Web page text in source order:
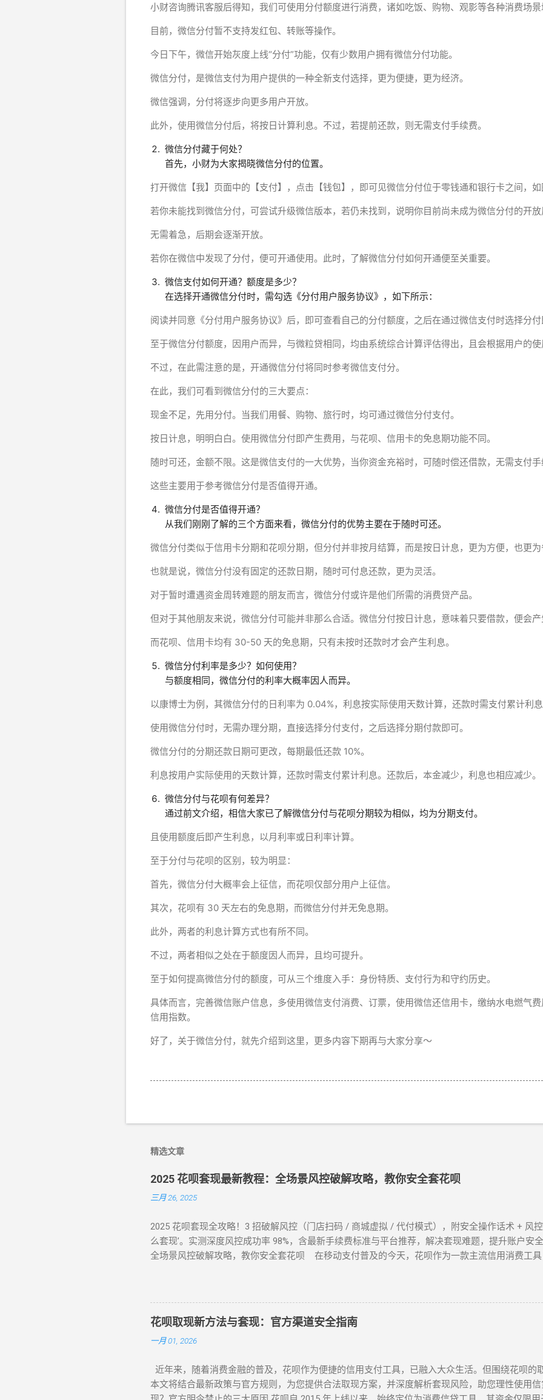
小财咨询腾讯客服后得知，我们可使用分付额度进行消费，诸如吃饭、购物、观影等各种消费场景
目前，微信分付暂不支持发红包、转账等操作。
今日下午，微信开始灰度上线“分付”功能，仅有少数用户拥有微信分付功能。
微信分付，是微信支付为用户提供的一种全新支付选择，更为便捷，更为经济。
微信强调，分付将逐步向更多用户开放。
此外，使用微信分付后，将按日计算利息。不过，若提前还款，则无需支付手续费。
微信分付藏于何处？
首先，小财为大家揭晓微信分付的位置。
打开微信【我】页面中的【支付】，点击【钱包】，即可见微信分付位于零钱通和银行卡之间，如
若你未能找到微信分付，可尝试升级微信版本，若仍未找到，说明你目前尚未成为微信分付的开放
无需着急，后期会逐渐开放。
若你在微信中发现了分付，便可开通使用。此时，了解微信分付如何开通便至关重要。
微信支付如何开通？额度是多少？
在选择开通微信分付时，需勾选《分付用户服务协议》，如下所示：
阅读并同意《分付用户服务协议》后，即可查看自己的分付额度，之后在通过微信支付时选择分付
至于微信分付额度，因用户而异，与微粒贷相同，均由系统综合计算评估得出，且会根据用户的使
不过，在此需注意的是，开通微信分付将同时参考微信支付分。
在此，我们可看到微信分付的三大要点：
现金不足，先用分付。当我们用餐、购物、旅行时，均可通过微信分付支付。
按日计息，明明白白。使用微信分付即产生费用，与花呗、信用卡的免息期功能不同。
随时可还，金额不限。这是微信支付的一大优势，当你资金充裕时，可随时偿还借款，无需支付手
这些主要用于参考微信分付是否值得开通。
微信分付是否值得开通？
从我们刚刚了解的三个方面来看，微信分付的优势主要在于随时可还。
微信分付类似于信用卡分期和花呗分期，但分付并非按月结算，而是按日计息，更为方便，也更为
也就是说，微信分付没有固定的还款日期，随时可付息还款，更为灵活。
对于暂时遭遇资金周转难题的朋友而言，微信分付或许是他们所需的消费贷产品。
但对于其他朋友来说，微信分付可能并非那么合适。微信分付按日计息，意味着只要借款，便会产
而花呗、信用卡均有 30-50 天的免息期，只有未按时还款时才会产生利息。
微信分付利率是多少？如何使用？
与额度相同，微信分付的利率大概率因人而异。
以康博士为例，其微信分付的日利率为 0.04%，利息按实际使用天数计算，还款时需支付累计利息
使用微信分付时，无需办理分期，直接选择分付支付，之后选择分期付款即可。
微信分付的分期还款日期可更改，每期最低还款 10%。
利息按用户实际使用的天数计算，还款时需支付累计利息。还款后，本金减少，利息也相应减少。
微信分付与花呗有何差异？
通过前文介绍，相信大家已了解微信分付与花呗分期较为相似，均为分期支付。
且使用额度后即产生利息，以月利率或日利率计算。
至于分付与花呗的区别，较为明显：
首先，微信分付大概率会上征信，而花呗仅部分用户上征信。
其次，花呗有 30 天左右的免息期，而微信分付并无免息期。
此外，两者的利息计算方式也有所不同。
不过，两者相似之处在于额度因人而异，且均可提升。
至于如何提高微信分付的额度，可从三个维度入手：身份特质、支付行为和守约历史。
具体而言，完善微信账户信息，多使用微信支付消费、订票，使用微信还信用卡，缴纳水电燃气
信用指数。
好了，关于微信分付，就先介绍到这里，更多内容下期再与大家分享～
精选文章
2025 花呗套现最新教程：全场景风控破解攻略，教你安全套花呗
三月 26, 2025
2025 花呗套现全攻略！3 招破解风控（门店扫码 / 商城虚拟 / 代付模式），附安全操作话术 + 风
么套现’。实测深度风控成功率 98%，含最新手续费标准与平台推荐，解决套现难题，提升账户安
全场景风控破解攻略，教你安全套花呗 在移动支付普及的今天，花呗作为一款主流信用消费工
在搜索 “花呗怎么套现” 或 “花呗套现教程”，本文将为你全面解析操作方法与风控应对策略。 一
商家 ：如便利店、餐饮店等，确认其支持花呗收款。 扫码支付 ：打开支付宝 “扫一扫”，扫描商家
额。 实时结算 ：商家收到款项后，扣除手续费将资金转回用户账户。此方法无需复杂流程，资金
的套现需求，是 “花呗怎么套现” 最便捷的答案。 二、普通风控账户：线上商城虚拟交易，绕过限
荐美团、华为商城等对风控账户兼容性较高的平台。 创建虚拟订单 ：选购电子卡券、话费充值等
拟物流确认 ：商家提供虚假物流信息后，用户在订单页面点击 “确认收货”。 快速回款 ：系统确
花呗取现新方法与套现：官方渠道安全指南
一月 01, 2026
近年来，随着消费金融的普及，花呗作为便捷的信用支付工具，已融入大众生活。但围绕花呗的
本文将结合最新政策与官方规则，为您提供合法取现方案，并深度解析套现风险，助您理性使用